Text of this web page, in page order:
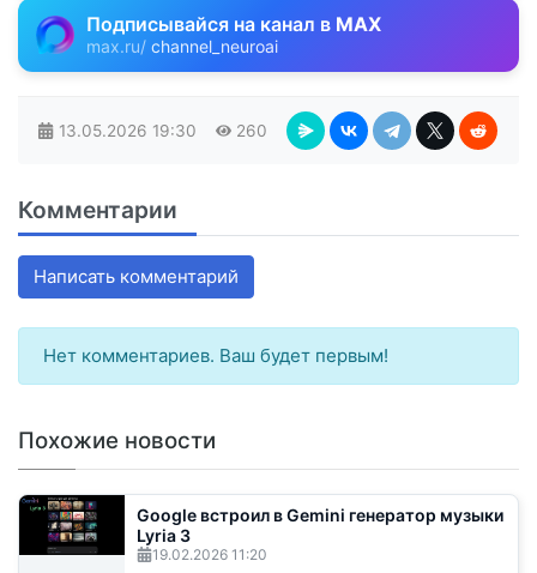
Подписывайся на канал в MAX
max.ru/ channel_neuroai
13.05.2026 19:30 260
Комментарии
Написать комментарий
Нет комментариев. Ваш будет первым!
Похожие новости
Google встроил в Gemini генератор музыки
Lyria 3
19.02.2026 11:20